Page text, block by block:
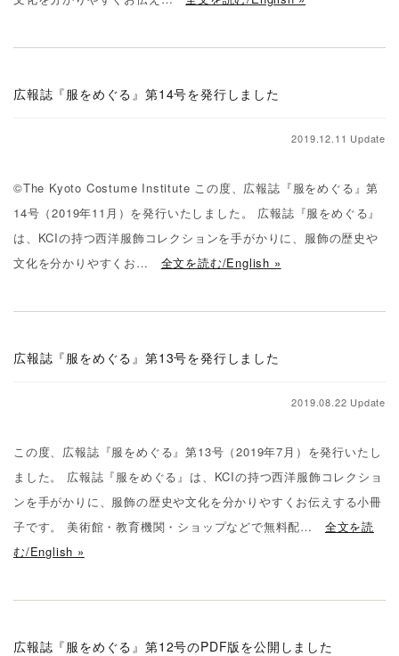
広報誌『服をめぐる』第14号を発行しました
2019.12.11 Update
©The Kyoto Costume Institute この度、広報誌『服をめぐる』第
14号（2019年11月）を発行いたしました。 広報誌『服をめぐる』
は、KCIの持つ西洋服飾コレクションを手がかりに、服飾の歴史や
文化を分かりやすくお… 全文を読む/English »
広報誌『服をめぐる』第13号を発行しました
2019.08.22 Update
この度、広報誌『服をめぐる』第13号（2019年7月）を発行いたし
ました。 広報誌『服をめぐる』は、KCIの持つ西洋服飾コレクショ
ンを手がかりに、服飾の歴史や文化を分かりやすくお伝えする小冊
子です。 美術館・教育機関・ショップなどで無料配… 全文を読
む/English »
広報誌『服をめぐる』第12号のPDF版を公開しました